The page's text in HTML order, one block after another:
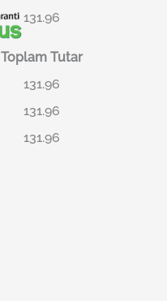
131.96
Toplam Tutar
131.96
131.96
131.96